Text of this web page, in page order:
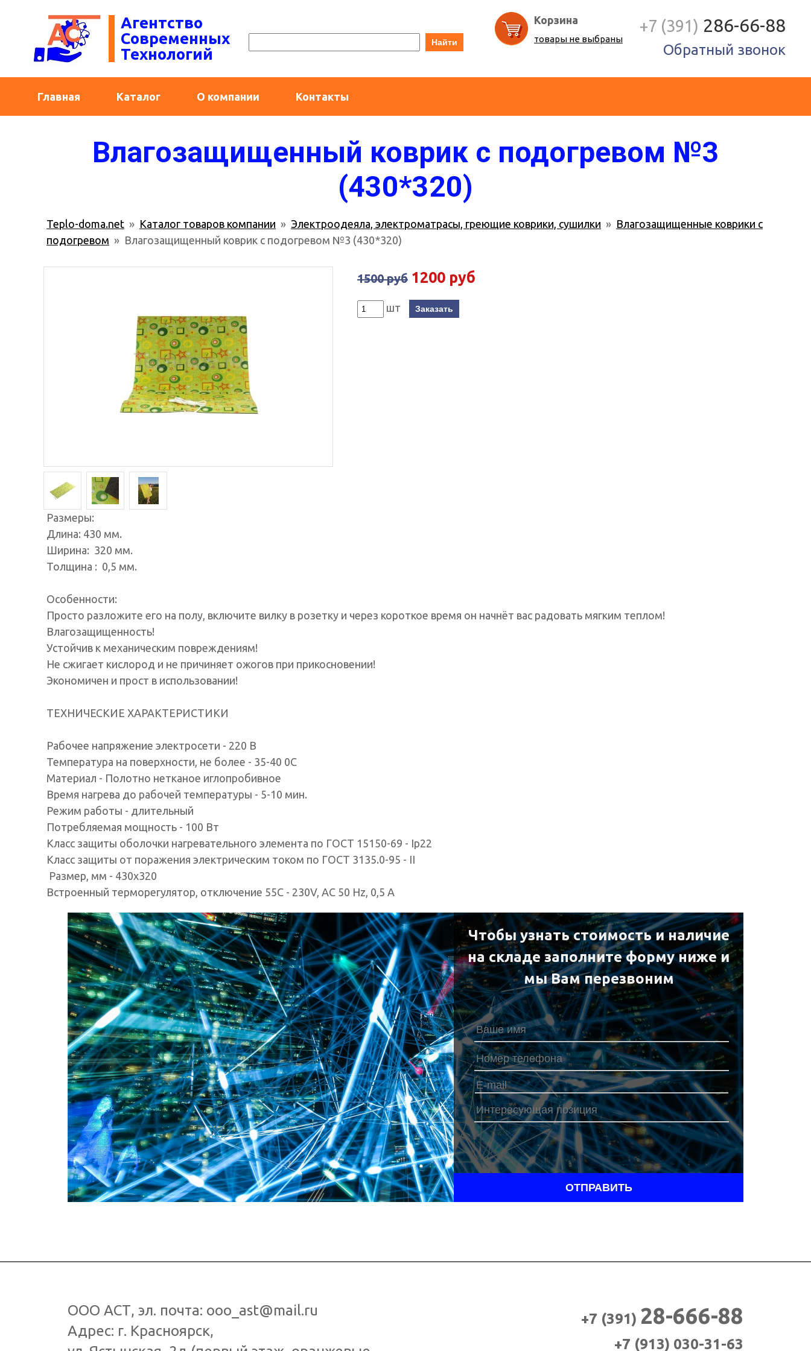
Агентство
Современных
Технологий
Найти
+7 (391) 286-66-88
Обратный звонок
Корзина
товары не выбраны
Главная Каталог О компании Контакты
Влагозащищенный коврик с подогревом №3
(430*320)
Teplo-doma.net » Каталог товаров компании » Электроодеяла, электроматрасы, греющие коврики, сушилки » Влагозащищенные коврики с
подогревом » Влагозащищенный коврик с подогревом №3 (430*320)
1500 руб 1200 руб
шт Заказать
Размеры:
Длина: 430 мм.
Ширина: 320 мм.
Толщина : 0,5 мм.
Особенности:
Просто разложите его на полу, включите вилку в розетку и через короткое время он начнёт вас радовать мягким теплом!
Влагозащищенность!
Устойчив к механическим повреждениям!
Не сжигает кислород и не причиняет ожогов при прикосновении!
Экономичен и прост в использовании!
ТЕХНИЧЕСКИЕ ХАРАКТЕРИСТИКИ
Рабочее напряжение электросети - 220 В
Температура на поверхности, не более - 35-40 0С
Материал - Полотно нетканое иглопробивное
Время нагрева до рабочей температуры - 5-10 мин.
Режим работы - длительный
Потребляемая мощность - 100 Вт
Класс защиты оболочки нагревательного элемента по ГОСТ 15150-69 - Ip22
Класс защиты от поражения электрическим током по ГОСТ 3135.0-95 - II
Размер, мм - 430х320
Встроенный терморегулятор, отключение 55С - 230V, AC 50 Hz, 0,5 A
Чтобы узнать стоимость и наличие
на складе заполните форму ниже и
мы Вам перезвоним
ОТПРАВИТЬ
ООО АСТ, эл. почта: ooo_ast@mail.ru
Адрес: г. Красноярск,
+7 (391) 28-666-88
+7 (913) 030-31-63